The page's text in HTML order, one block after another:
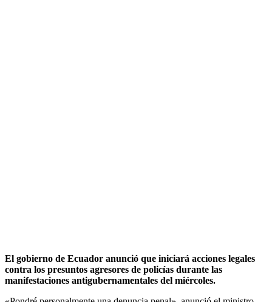
El gobierno de Ecuador anunció que iniciará acciones legales
contra los presuntos agresores de policías durante las
manifestaciones antigubernamentales del miércoles.